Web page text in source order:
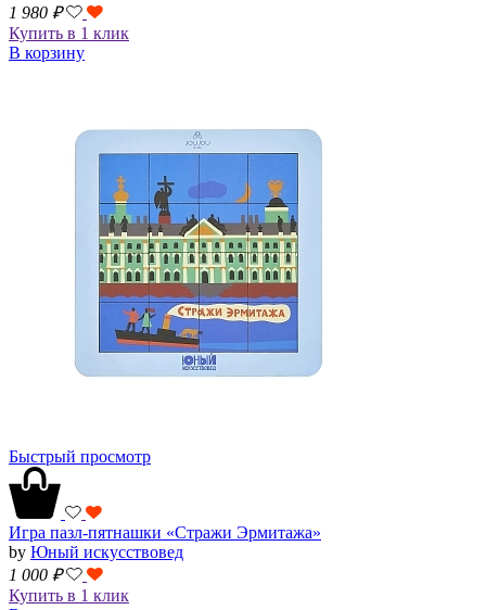
1 980 ₽
Купить в 1 клик
В корзину
Быстрый просмотр
Игра пазл-пятнашки «Стражи Эрмитажа»
by Юный искусствовед
1 000 ₽
Купить в 1 клик